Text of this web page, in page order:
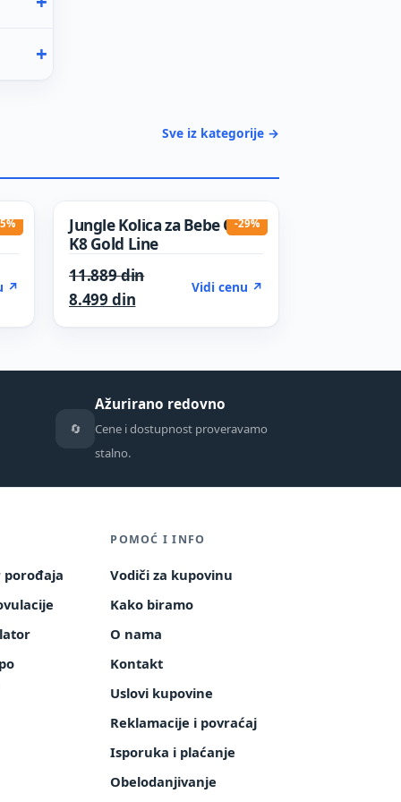
Sve iz kategorije →
9.058 din.
7.699 din.
↗
-29%
Jungle Kolica za Bebe Quad
K8 Gold Line
11.889dinOriginal price was: 11.889 din.
8.499 dinCurrent price is: 8.499 din.
Vidi cenu ↗
🔄
Ažurirano redovno
Cene i dostupnost proveravamo
stalno.
POMOĆ I INFO
Vodiči za kupovinu
Kako biramo
O nama
Kontakt
Uslovi kupovine
Reklamacije i povraćaj
Isporuka i plaćanje
Obelodanjivanje